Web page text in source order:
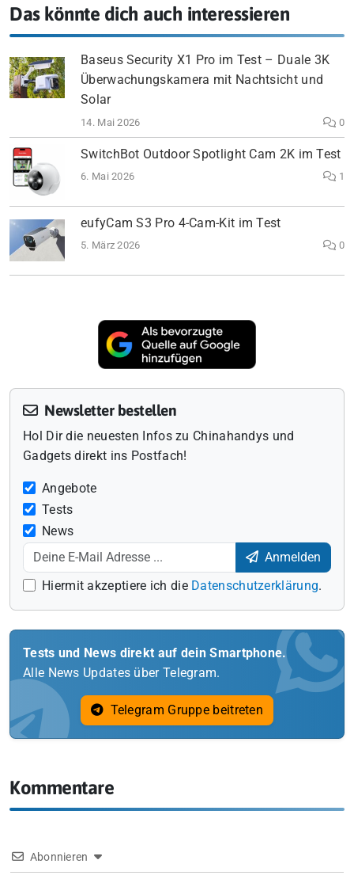
Das könnte dich auch interessieren
Baseus Security X1 Pro im Test – Duale 3K
Überwachungskamera mit Nachtsicht und
Solar
14. Mai 2026 0
SwitchBot Outdoor Spotlight Cam 2K im Test
6. Mai 2026 1
eufyCam S3 Pro 4-Cam-Kit im Test
5. März 2026 0
Newsletter bestellen
Hol Dir die neuesten Infos zu Chinahandys und
Gadgets direkt ins Postfach!
Angebote
Tests
News
Anmelden
Hiermit akzeptiere ich die Datenschutzerklärung.
Tests und News direkt auf dein Smartphone.
Alle News Updates über Telegram.
Telegram Gruppe beitreten
Kommentare
Abonnieren